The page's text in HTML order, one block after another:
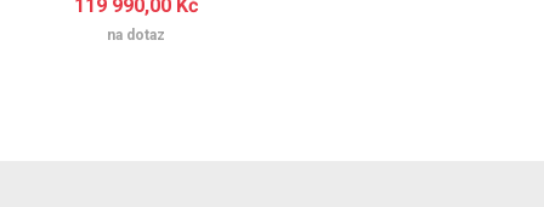
119 990,00 Kč
na dotaz